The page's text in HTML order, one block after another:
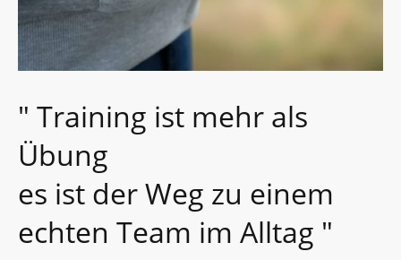
" Training ist mehr als
Übung
es ist der Weg zu einem
echten Team im Alltag "